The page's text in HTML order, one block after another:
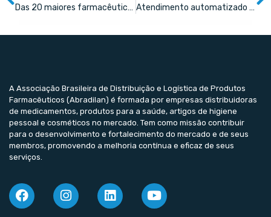
Das 20 maiores farmacêuticas do Brasil, 17 são nacionais Atendimento automatizado com humanização
A Associação Brasileira de Distribuição e Logística de Produtos
Farmacêuticos (Abradilan) é formada por empresas distribuidoras
de medicamentos, produtos para a saúde, artigos de higiene
pessoal e cosméticos no mercado. Tem como missão contribuir
para o desenvolvimento e fortalecimento do mercado e de seus
membros, promovendo a melhoria contínua e eficaz de seus
serviços.